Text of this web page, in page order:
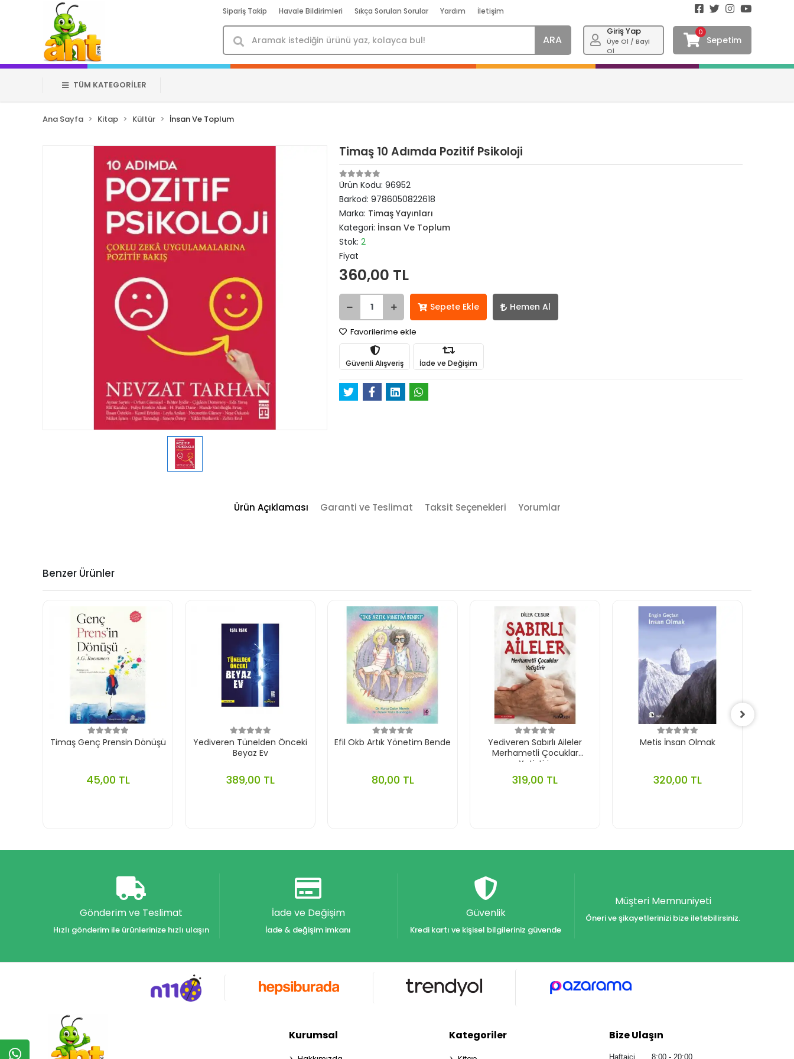
Sipariş Takip Havale Bildirimleri Sıkça Sorulan Sorular Yardım İletişim
ARA
Giriş Yap
Üye Ol / Bayi
Ol
0
Sepetim
TÜM KATEGORİLER
Ana Sayfa Kitap Kültür İnsan Ve Toplum
Timaş 10 Adımda Pozitif Psikoloji
Ürün Kodu:96952
Barkod:9786050822618
Marka: Timaş Yayınları
Kategori: İnsan Ve Toplum
Stok:2
Fiyat
360,00 TL
Sepete Ekle Hemen Al
Favorilerime ekle
Güvenli Alışveriş İade ve Değişim
Ürün Açıklaması Garanti ve Teslimat Taksit Seçenekleri Yorumlar
Benzer Ürünler
Timaş Genç Prensin Dönüşü
45,00 TL
Yediveren Tünelden Önceki
Beyaz Ev
389,00 TL
Efil Okb Artık Yönetim Bende
80,00 TL
Yediveren Sabırlı Aileler
Merhametli Çocuklar
Yetiştirir
319,00 TL
Metis İnsan Olmak
320,00 TL
Gönderim ve Teslimat
Hızlı gönderim ile ürünlerinize hızlı ulaşın
İade ve Değişim
İade & değişim imkanı
Güvenlik
Kredi kartı ve kişisel bilgileriniz güvende
Müşteri Memnuniyeti
Öneri ve şikayetlerinizi bize iletebilirsiniz.
Kurumsal Kategoriler Bize Ulaşın
Haftaiçi 8:00 - 20:00